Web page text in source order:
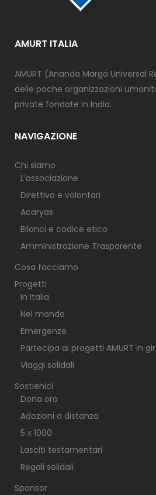
AMURT ITALIA
AMURT (Ananda Marga Universal
delle poche organizzazioni
private fondate in India.
NAVIGAZIONE
Chi siamo
L’associazione
Direttivo e volontari
Acaryas
Bilanci e codice etico
Amministrazione Trasparente
Cosa facciamo
Progetti
In Italia
Nel mondo
Emergenze
Partecipa ai progetti AMURT in
Viaggi solidali
Sostienici
Dona ora
Adozioni a distanza
5 x 1000
Lasciti testamentari
Regali solidali
Sponsor